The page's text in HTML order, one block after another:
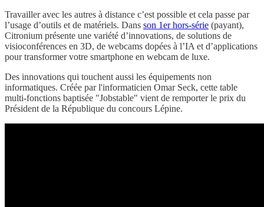
Travailler avec les autres à distance c’est possible et cela passe par
l’usage d’outils et de matériels. Dans son 1er hors-série (payant),
Citronium présente une variété d’innovations, de solutions de
visioconférences en 3D, de webcams dopées à l’IA et d’applications
pour transformer votre smartphone en webcam de luxe.
Des innovations qui touchent aussi les équipements non
informatiques. Créée par l'informaticien Omar Seck, cette table
multi-fonctions baptisée "Jobstable" vient de remporter le prix du
Président de la République du concours Lépine.